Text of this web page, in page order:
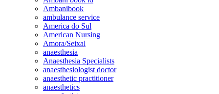
Ambanibook
ambulance service
America do Sul
American Nursing
Amora/Seixal
anaesthesia
Anaesthesia Specialists
anaesthesiologist doctor
anaesthetic practitioner
anaesthetics